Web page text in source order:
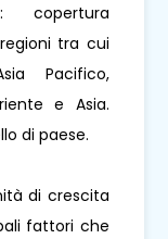
copertura
tra cui
Pacifico,
e Asia.
di paese.
di crescita
fattori che